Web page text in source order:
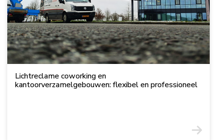
Lichtreclame coworking en
kantoorverzamelgebouwen: flexibel en professioneel